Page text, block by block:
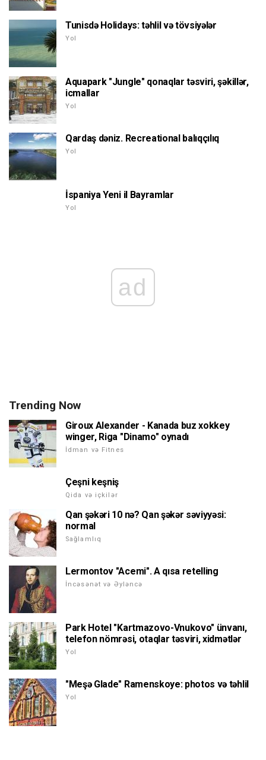
Tunisdə Holidays: təhlil və tövsiyələr
Yol
Aquapark "Jungle" qonaqlar təsviri, şəkillər,
icmallar
Yol
Qardaş dəniz. Recreational balıqçılıq
Yol
İspaniya Yeni il Bayramlar
Yol
ad
Trending Now
Giroux Alexander - Kanada buz xokkey
winger, Riga "Dinamo" oynadı
İdman və Fitnes
Çeşni keşniş
Qida və içkilər
Qan şəkəri 10 nə? Qan şəkər səviyyəsi:
normal
Sağlamlıq
Lermontov "Acemi". A qısa retelling
İncəsənət və Əyləncə
Park Hotel "Kartmazovo-Vnukovo" ünvanı,
telefon nömrəsi, otaqlar təsviri, xidmətlər
Yol
"Meşə Glade" Ramenskoye: photos və təhlil
Yol